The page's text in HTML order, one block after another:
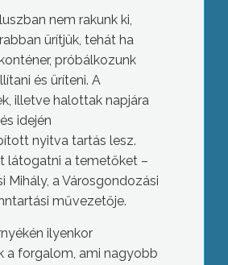
nem rakunk ki,
ürítjük, tehát ha
próbálkozunk
és üríteni. A
illetve halottak napjára
idején
nyitva tartás lesz.
látogatni a temetőket –
Mihály, a Városgondozási
művezetője.
ilyenkor
a forgalom, ami nagyobb